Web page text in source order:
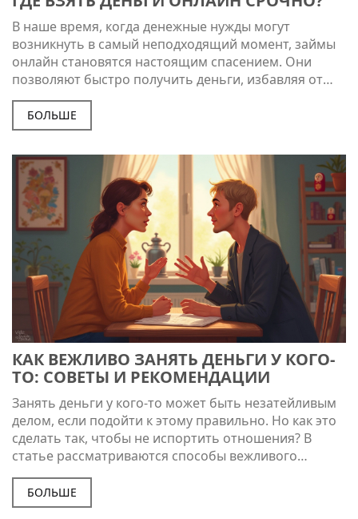
В наше время, когда денежные нужды могут
возникнуть в самый неподходящий момент, займы
онлайн становятся настоящим спасением. Они
позволяют быстро получить деньги, избавляя от
необходимости посещать банки и собирать кучу
бумаг. Онлайн платформа может одобрить ваш
займ только за несколько минут. Рассмотрим, какие
внимание при выборе.
БОЛЬШЕ
КАК ВЕЖЛИВО ЗАНЯТЬ ДЕНЬГИ У КОГО-
ТО: СОВЕТЫ И РЕКОМЕНДАЦИИ
Занять деньги у кого-то может быть незатейливым
делом, если подойти к этому правильно. Но как это
сделать так, чтобы не испортить отношения? В
статье рассматриваются способы вежливого
обращения за финансовой поддержкой, а также
советы для обеих сторон. Исследуйте разные
подходы и узнайте, какие фразы лучше избегать и
БОЛЬШЕ